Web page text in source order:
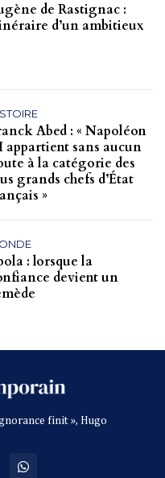
de Rastignac :
d’un ambitieux
Abed : « Napoléon
appartient sans aucun
à la catégorie des
grands chefs d’État
»
: lorsque la
devient un
finit », Hugo